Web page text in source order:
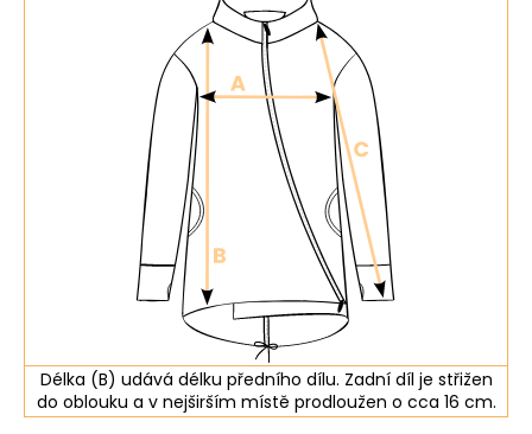
Délka (B) udává délku předního dílu. Zadní díl je střižen
do oblouku a v nejširším místě prodloužen o cca 16 cm.